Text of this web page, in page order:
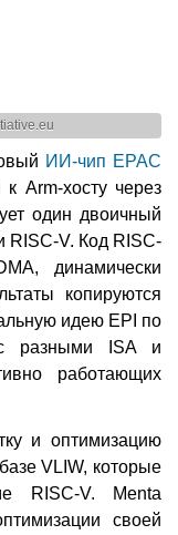
ИИ-чип EPAC
Arm-хосту через
один двоичный
RISC-V. Код RISC-
динамически
копируются
идею EPI по
с разными ISA и
работающих
и оптимизацию
VLIW, которые
RISC-V. Menta
своей